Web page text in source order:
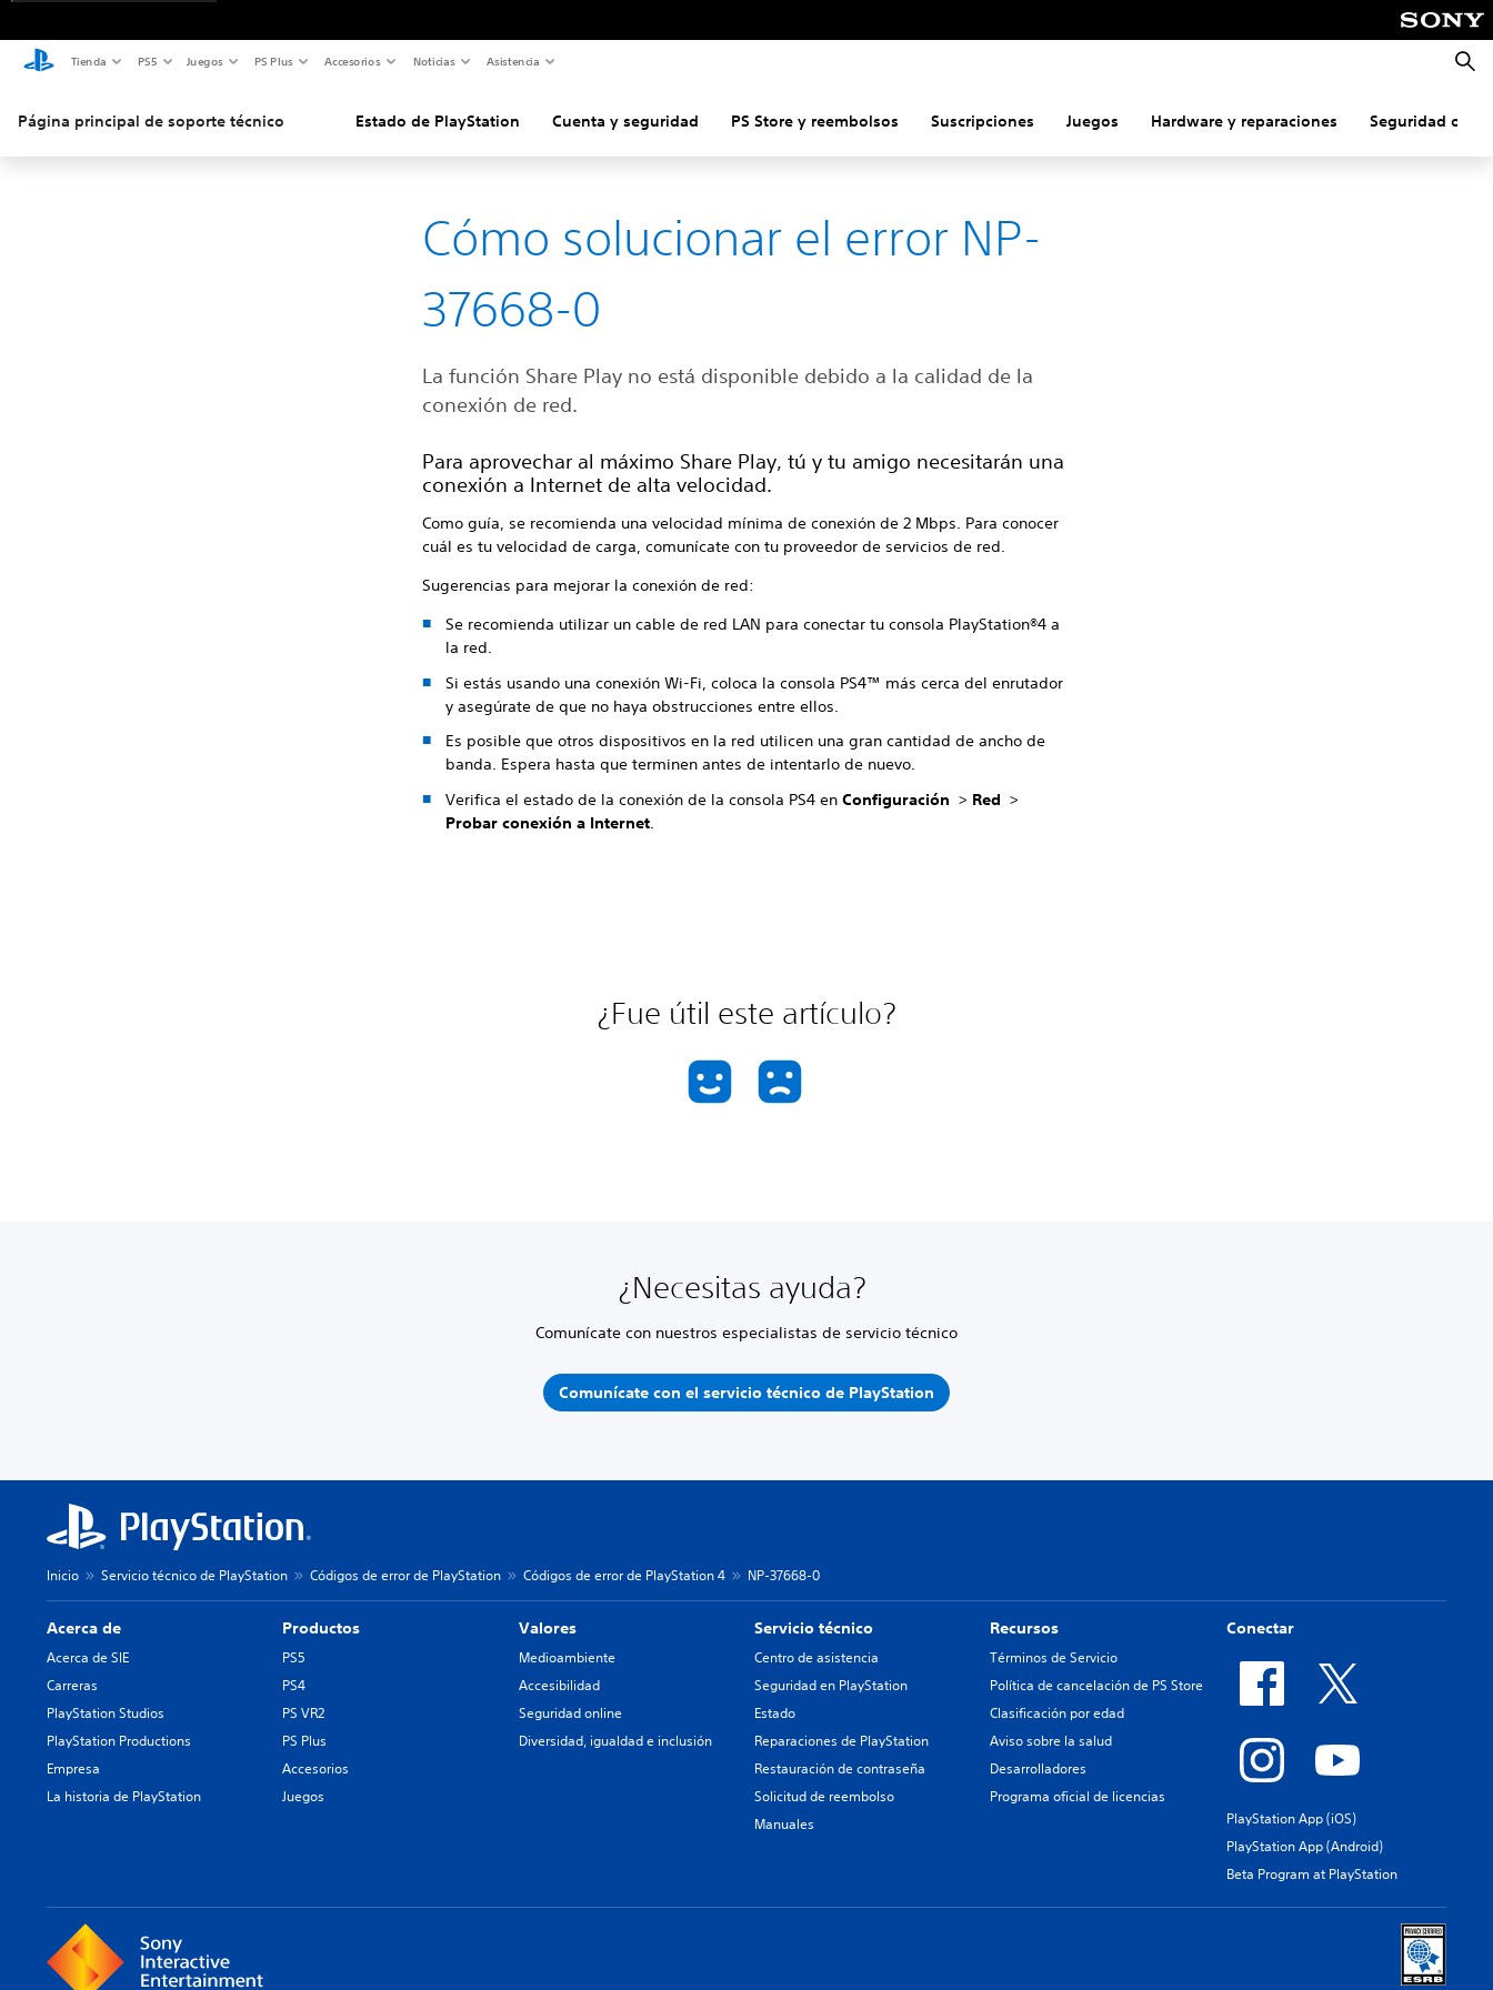
Tienda PS5 Juegos PS Plus Accesorios Noticias Asistencia
Página principal de soporte técnico Estado de PlayStation Cuenta y seguridad PS Store y reembolsos Suscripciones Juegos Hardware y reparaciones Seguridad
Cómo solucionar el error NP-
37668-0
La función Share Play no está disponible debido a la calidad de la
conexión de red.
Para aprovechar al máximo Share Play, tú y tu amigo necesitarán una
conexión a Internet de alta velocidad.
Como guía, se recomienda una velocidad mínima de conexión de 2 Mbps. Para conocer
cuál es tu velocidad de carga, comunícate con tu proveedor de servicios de red.
Sugerencias para mejorar la conexión de red:
Se recomienda utilizar un cable de red LAN para conectar tu consola PlayStation®4 a
la red.
Si estás usando una conexión Wi-Fi, coloca la consola PS4™ más cerca del enrutador
y asegúrate de que no haya obstrucciones entre ellos.
Es posible que otros dispositivos en la red utilicen una gran cantidad de ancho de
banda. Espera hasta que terminen antes de intentarlo de nuevo.
Verifica el estado de la conexión de la consola PS4 enConfiguración > Red >
Probar conexión a Internet
¿Fue útil este artículo?
¿Necesitas ayuda?
Comunícate con nuestros especialistas de servicio técnico
Comunícate con el servicio técnico de PlayStation
Inicio Servicio técnico de PlayStation Códigos de error de PlayStation Códigos de error de PlayStation 4 NP-37668-0
Acerca de
Acerca de SIE
Carreras
PlayStation Studios
PlayStation Productions
Empresa
La historia de PlayStation
Productos
PS5
PS4
PS VR2
PS Plus
Accesorios
Juegos
Valores
Medioambiente
Accesibilidad
Seguridad online
Diversidad, igualdad e inclusión
Servicio técnico
Centro de asistencia
Seguridad en PlayStation
Estado
Reparaciones de PlayStation
Restauración de contraseña
Solicitud de reembolso
Manuales
Recursos
Términos de Servicio
Política de cancelación de PS Store
Clasificación por edad
Aviso sobre la salud
Desarrolladores
Programa oficial de licencias
Conectar
PlayStation App (iOS)
PlayStation App (Android)
Beta Program at PlayStation